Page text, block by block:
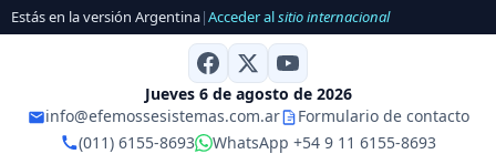
Estás en la versión Argentina|Acceder alsitio internacional
Jueves 6 de agosto de 2026
info@efemossesistemas.com.ar
Formulario de contacto
(011) 6155-8693
WhatsApp +54 9 11 6155-8693